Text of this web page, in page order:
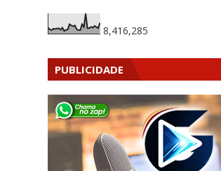
8,416,285
PUBLICIDADE